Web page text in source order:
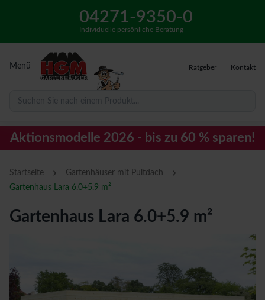
04271-9350-0
Individuelle persönliche Beratung
Menü Ratgeber Kontakt
Suchen Sie nach einem Produkt...
Aktionsmodelle 2026 - bis zu 60 % sparen!
Startseite › Gartenhäuser mit Pultdach ›
Gartenhaus Lara 6.0+5.9 m²
Gartenhaus Lara 6.0+5.9 m²